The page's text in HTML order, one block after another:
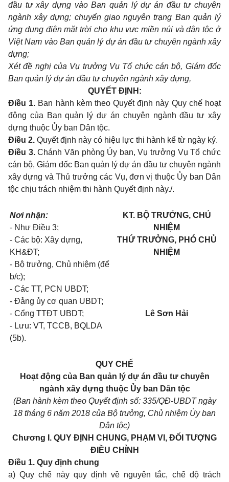
đầu tư xây dựng vào Ban quản lý dự án đầu tư chuyên
ngành xây dựng; chuyển giao nguyên trạng Ban quản lý
ứng dụng điện mặt trời cho khu vực miền núi và dân tộc ở
Việt Nam vào Ban quản lý dự án đầu tư chuyên ngành xây
dựng;
Xét đề nghị của Vụ trưởng Vụ Tổ chức cán bộ, Giám đốc
Ban quản lý dự án đầu tư chuyên ngành xây dựng,
QUYẾT ĐỊNH:
Điều 1. Ban hành kèm theo Quyết định này Quy chế hoạt
động của Ban quản lý dự án chuyên ngành đầu tư xây
dựng thuộc Ủy ban Dân tộc.
Điều 2. Quyết định này có hiệu lực thi hành kể từ ngày ký.
Điều 3.Chánh Văn phòng Ủy ban, Vụ trưởng Vụ Tổ chức
cán bộ, Giám đốc Ban quản lý dự án đầu tư chuyên ngành
xây dựng và Thủ trưởng các Vụ, đơn vị thuộc Ủy ban Dân
tộc chịu trách nhiệm thi hành Quyết định này./.
Nơi nhận:
- Như Điều 3;
- Các bộ: Xây dựng,
KH&ĐT;
- Bộ trưởng, Chủ nhiệm (để
b/c);
- Các TT, PCN UBDT;
- Đảng ủy cơ quan UBDT;
- Cổng TTĐT UBDT;
- Lưu: VT, TCCB, BQLDA
(5b).
KT. BỘ TRƯỞNG, CHỦ
NHIỆM
THỨ TRƯỞNG, PHÓ CHỦ
NHIỆM
Lê Sơn Hải
QUY CHẾ
Hoạt động của Ban quản lý dự án đầu tư chuyên
ngành xây dựng thuộc Ủy ban Dân tộc
(Ban hành kèm theo Quyết định số: 335/QĐ-UBDT ngày
18 tháng 6 năm 2018 của Bộ trưởng, Chủ nhiệm Ủy ban
Dân tộc)
Chương I. QUY ĐỊNH CHUNG, PHẠM VI, ĐỐI TƯỢNG
ĐIỀU CHỈNH
Điều 1. Quy định chung
a) Quy chế này quy định về nguyên tắc, chế độ trách